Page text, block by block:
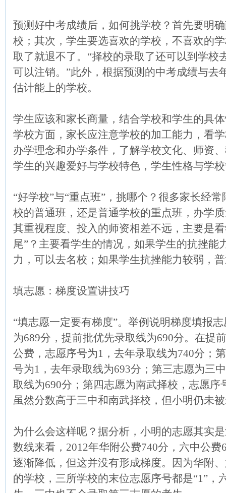
预测好中考成绩后，如何挑学校？首先要明
校；其次，学生要选喜欢的学校，不喜欢的
取了就退不了。“择校的录取了还可以到学校
可以注销。”此外，根据预测的中考成绩与去
估计能上的学校。
学生应该和家长商量，结合学校和学生的具
学校方面，家长应注意学校的加工能力，看
办学理念和办学条件，了解学校文化、师资
学生的兴趣爱好与学校特色，学生性格与学
“好学校”与“重点班”，挑哪个？很多家长经
校的普通班，还是普通学校的重点班，办学
其重视程度、投入的师资相差不远，主要是
尾”？主要看学生的情况，如果学生的抗挫能
力，可以去名校；如果学生抗挫能力较弱，
填志愿：梯度设置讲技巧
“填志愿一定要有梯度”。举例说明梯度填报
为689分，提前批优先录取线为690分。在提
公费，志愿序号为1，去年录取线为740分；
号为1，去年录取线为693分；第三志愿为三
取线为690分；第四志愿为南武择校，志愿序
虽然分数高于三中和南武择校，但小明仍未
为什么会这样呢？据分析，小明的志愿其实
数线来看，2012年华附公费740分，六中公
逐渐降低，但这并没有形成梯度。因为华附
的学校，三所学校的末位志愿序号都是“1”，